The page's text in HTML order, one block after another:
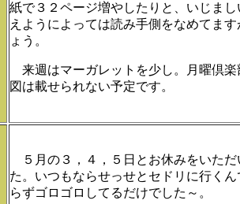
紙で３２ページ増やしたりと、いじま
えようによっては読み手側をなめてま
ょう。
来週はマーガレットを少し。月曜倶
図は載せられない予定です。
５月の３，４，５日とお休みをいた
た。いつもならせっせとセドリに行く
らずゴロゴロしてるだけでした～。